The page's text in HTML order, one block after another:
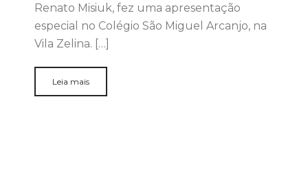
Renato Misiuk, fez uma apresentação
especial no Colégio São Miguel Arcanjo, na
Vila Zelina. […]
Leia mais